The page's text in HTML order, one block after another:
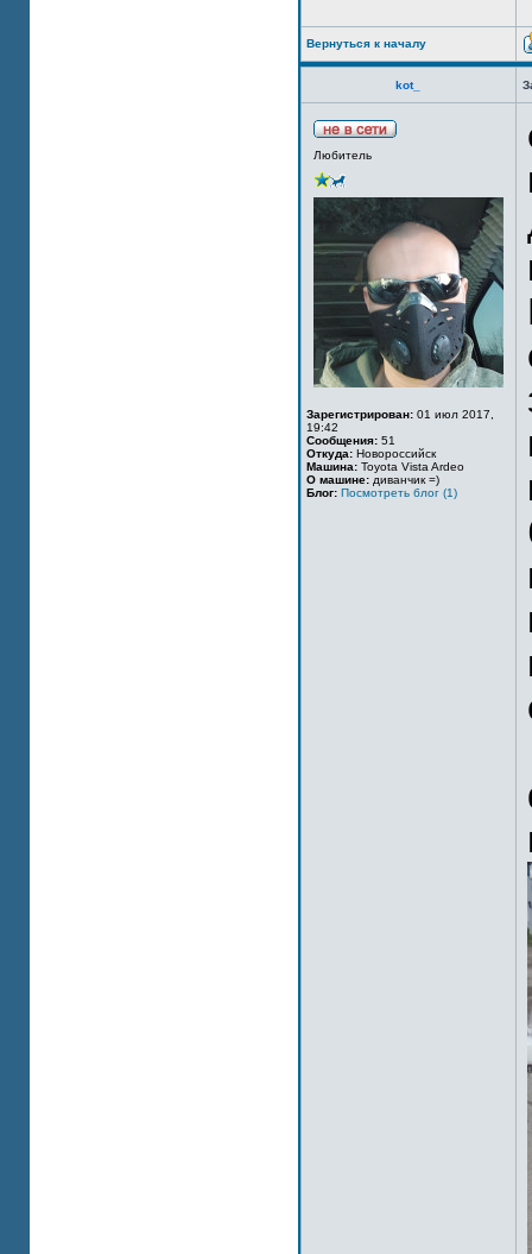
Вернуться к началу
kot_
Любитель
Зарегистрирован: 01 июл 2017,
19:42
Сообщения: 51
Откуда: Новороссийск
Машина: Toyota Vista Ardeo
О машине: диванчик =)
Блог: Посмотреть блог (1)